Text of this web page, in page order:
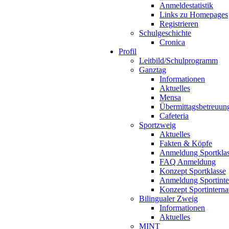
Anmeldestatistik
Links zu Homepages
Registrieren
Schulgeschichte
Cronica
Profil
Leitbild/Schulprogramm
Ganztag
Informationen
Aktuelles
Mensa
Cafeteria
Sportzweig
Aktuelles
Fakten & Köpfe
Anmeldung
FAQ Anmeldung
Konzept Sportklasse
Anmeldung
Konzept
Bilingualer Zweig
Informationen
Aktuelles
MINT